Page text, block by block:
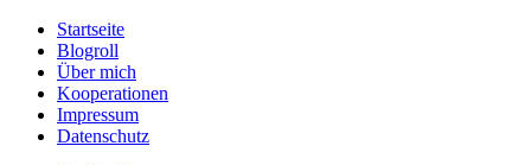
Startseite
Blogroll
Über mich
Kooperationen
Impressum
Datenschutz